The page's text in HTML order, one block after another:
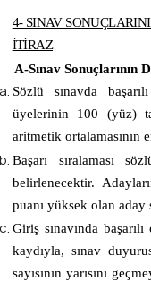
4- SINAV
İTİRAZ
A-Sınav Sonuçlarının
Sözlü sınavda
üyelerinin 100 (yüz)
aritmetik ortalamasının
Başarı sıralaması
belirlenecektir.
puanı yüksek olan aday
Giriş sınavında
kaydıyla, sınav
sayısının yarısını